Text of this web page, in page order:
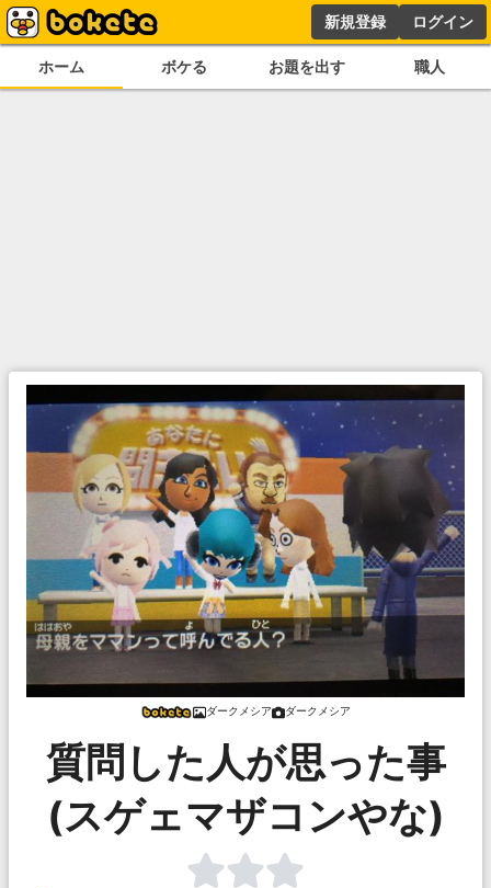
新規登録 ログイン
ホーム ボケる お題を出す 職人
ダークメシア ダークメシア
質問した人が思った事
(スゲェマザコンやな)